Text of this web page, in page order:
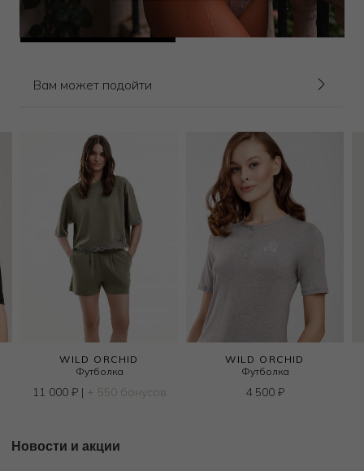
Выбрать размер
Вам может подойти
WILD ORCHID
Футболка
11 000 ₽| + 550 бонусов
WILD ORCHID
Футболка
4 500 ₽
Новости и акции